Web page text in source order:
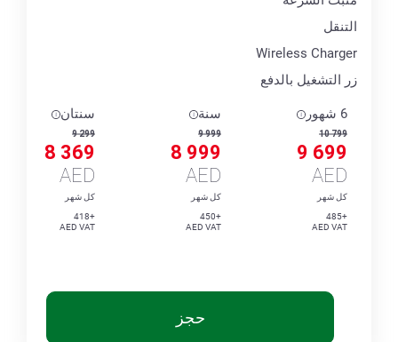
التنقل
Wireless Charger
زر التشغيل بالدفع
6 شهور
10 799
9 699
AED
كل شهر
+485
AED VAT
سنة
9 999
8 999
AED
كل شهر
+450
AED VAT
سنتان
9 299
8 369
AED
كل شهر
+418
AED VAT
حجز